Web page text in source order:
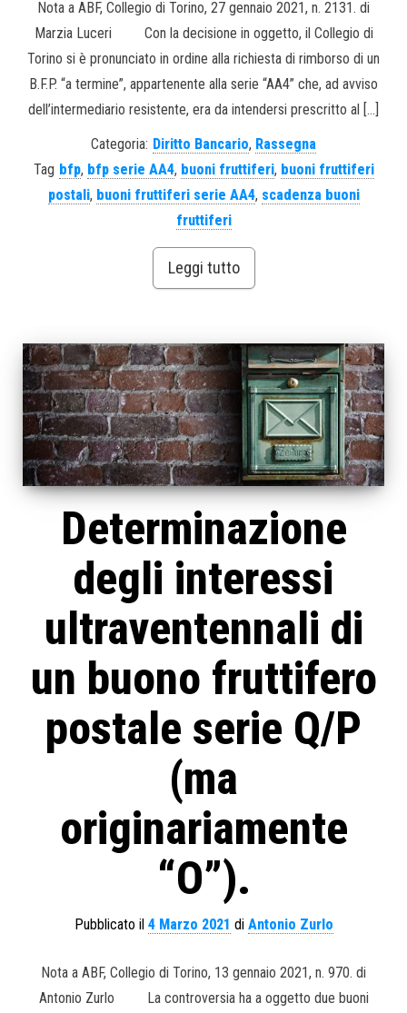
Nota a ABF, Collegio di Torino, 27 gennaio 2021, n. 2131. di
Marzia Luceri Con la decisione in oggetto, il Collegio di
Torino si è pronunciato in ordine alla richiesta di rimborso di un
B.F.P. “a termine”, appartenente alla serie “AA4” che, ad avviso
dell’intermediario resistente, era da intendersi prescritto al […]
Categoria: Diritto Bancario, Rassegna
Tag bfp, bfp serie AA4, buoni fruttiferi, buoni fruttiferi
postali, buoni fruttiferi serie AA4, scadenza buoni
fruttiferi
Leggi tutto
Determinazione
degli interessi
ultraventennali di
un buono fruttifero
postale serie Q/P
(ma
originariamente
“O”).
Pubblicato il 4 Marzo 2021 di Antonio Zurlo
Nota a ABF, Collegio di Torino, 13 gennaio 2021, n. 970. di
Antonio Zurlo La controversia ha a oggetto due buoni